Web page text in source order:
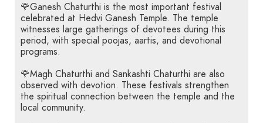
🌹Ganesh Chaturthi is the most important festival
celebrated at Hedvi Ganesh Temple. The temple
witnesses large gatherings of devotees during this
period, with special poojas, aartis, and devotional
programs.
🌹Magh Chaturthi and Sankashti Chaturthi are also
observed with devotion. These festivals strengthen
the spiritual connection between the temple and the
local community.